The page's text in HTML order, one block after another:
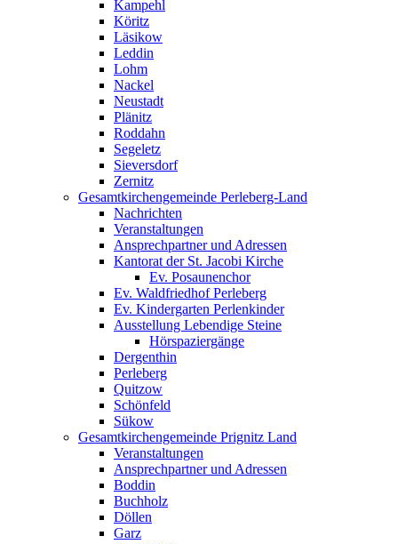
Kampehl
Köritz
Läsikow
Leddin
Lohm
Nackel
Neustadt
Plänitz
Roddahn
Segeletz
Sieversdorf
Zernitz
Gesamtkirchengemeinde Perleberg-Land
Nachrichten
Veranstaltungen
Ansprechpartner und Adressen
Kantorat der St. Jacobi Kirche
Ev. Posaunenchor
Ev. Waldfriedhof Perleberg
Ev. Kindergarten Perlenkinder
Ausstellung Lebendige Steine
Hörspaziergänge
Dergenthin
Perleberg
Quitzow
Schönfeld
Sükow
Gesamtkirchengemeinde Prignitz Land
Veranstaltungen
Ansprechpartner und Adressen
Boddin
Buchholz
Döllen
Garz